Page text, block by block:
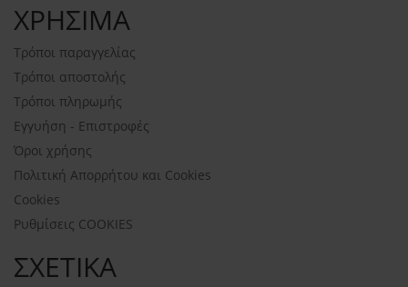
ΧΡΗΣΙΜΑ
Τρόποι παραγγελίας
Τρόποι αποστολής
Τρόποι πληρωμής
Εγγυήση - Επιστροφές
Όροι χρήσης
Πολιτική Απορρήτου και Cookies
Cookies
Ρυθμίσεις COOKIES
ΣΧΕΤΙΚΑ